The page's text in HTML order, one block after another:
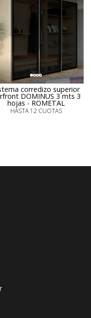
corredizo superior
DOMINUS 3 mts 3
hojas - ROMETAL
HASTA 12 CUOTAS